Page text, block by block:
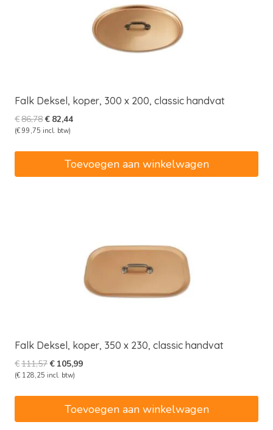
Falk Deksel, koper, 300 x 200, classic handvat
€86,78Oorspronkelijke
prijs
€86,78.
€ 82,44Huidige
(€ 99,75 incl. btw)
Toevoegen aan winkelwagen
Falk Deksel, koper, 350 x 230, classic handvat
€111,57Oorspronkelijke
prijs
€ 105,99Huidige
(€ 128,25 incl. btw)
Toevoegen aan winkelwagen